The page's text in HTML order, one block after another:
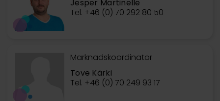
Jesper Martinelle
Tel. +46 (0) 70 292 80 50
Marknadskoordinator
Tove Kärki
Tel. +46 (0) 70 249 93 17